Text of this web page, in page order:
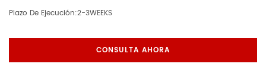
Plazo De Ejecución:2-3WEEKS
CONSULTA AHORA